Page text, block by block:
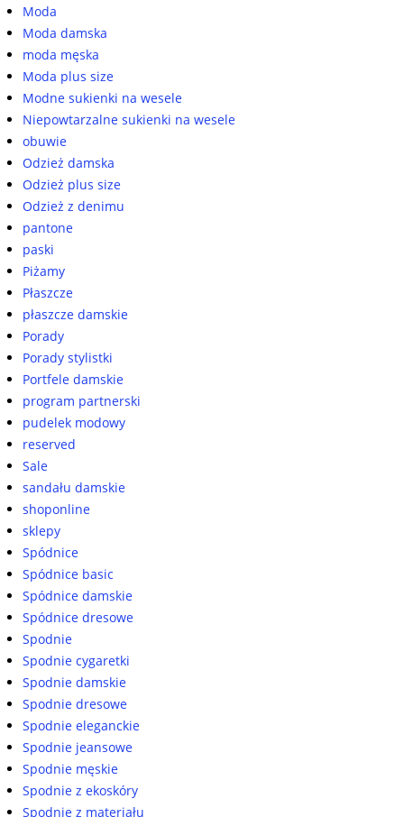
Moda
Moda damska
moda męska
Moda plus size
Modne sukienki na wesele
Niepowtarzalne sukienki na wesele
obuwie
Odzież damska
Odzież plus size
Odzież z denimu
pantone
paski
Piżamy
Płaszcze
płaszcze damskie
Porady
Porady stylistki
Portfele damskie
program partnerski
pudelek modowy
reserved
Sale
sandału damskie
shoponline
sklepy
Spódnice
Spódnice basic
Spódnice damskie
Spódnice dresowe
Spodnie
Spodnie cygaretki
Spodnie damskie
Spodnie dresowe
Spodnie eleganckie
Spodnie jeansowe
Spodnie męskie
Spodnie z ekoskóry
Spodnie z materiału